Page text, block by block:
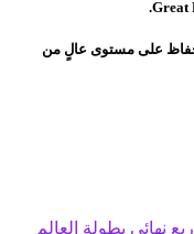
على مستوى عالٍ من
نهائي بطولة العالم